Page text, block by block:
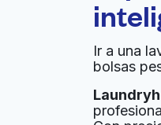
? min
Ir a una
bolsas